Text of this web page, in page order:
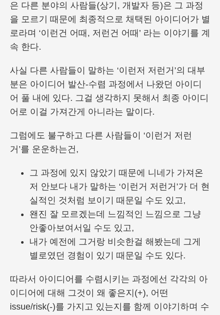
은 다른 분야의 사람들(상기, 개발자 등)은 그 과정
을 모르기 때문에 최종적으로 채택된 아이디어가 별
로라며 ‘이런건 어때, 저런건 어때’ 라는 이야기를 계
속 한다.
사실 다른 사람들이 말하는 ‘이런저 저런거’의 대부
분은 아이디어 발산-수렴 과정에서 나왔던 아이디
어 풀 내에 있다. 그걸 생각하지 못해서 최종 아이디
어로 이걸 가져간게 아니라는 말이다.
그럼에도 불구하고 다른 사람들이 ‘이런거 저런
거’를 운운하는건,
그 과정에 있지 않았기 때문에 니네가 가져온
저 안보다 내가 말하는 ‘이런거 저런거’가 더 현
실적인 것처럼 보이기 때문일 수도 있고,
왠진 잘 모르겠는데 느낌적인 느낌으로 그냥
안좋아보여서일 수도 있고,
내가 예전에 그거랑 비슷한걸 해봤는데 그게
별로였던 경험이 있기 때문일 수도 있다.
따라서 아이디어를 수렴시키는 과정에선 각각의 아
이디어에 대해 그것이 왜 좋은지(+), 어떤
issue/risk(-)를 가지고 있는지를 함께 이야기하며 수